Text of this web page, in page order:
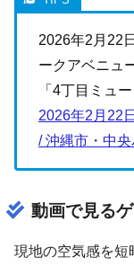
2026年2月22
ークアベニュ
「4丁目ミュ
2026年2月22
/ 沖縄市・中
動画で見る
現地の空気感を短